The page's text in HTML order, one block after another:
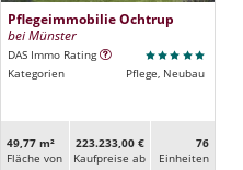
Pflegeimmobilie Ochtrup
bei Münster
DAS Immo Rating
Kategorien
Pflege, Neubau
49,77 m²
Fläche von
223.233,00 €
Kaufpreise ab
76
Ein­heiten